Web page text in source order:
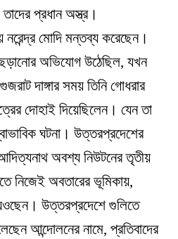
প্রধান অস্ত্র।
নরেন্দ্র মোদি মন্তব্য করেছেন।
অভিযোগ উঠেছিল, যখন
দাঙ্গার সময় তিনি গোধরার
দোহাই দিয়েছিলেন। যেন তা
ঘটনা। উত্তরপ্রদেশের
অবশ্য নিউটনের তৃতীয়
নিজেই অবতারের ভূমিকায়,
উত্তরপ্রদেশে গুলিতে
আন্দোলনের নামে, প্রতিবাদের